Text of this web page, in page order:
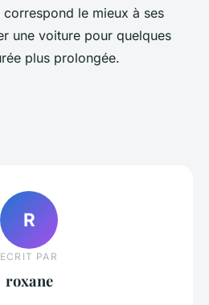
correspond le mieux à ses
une voiture pour quelques
plus prolongée.
R
ECRIT PAR
roxane